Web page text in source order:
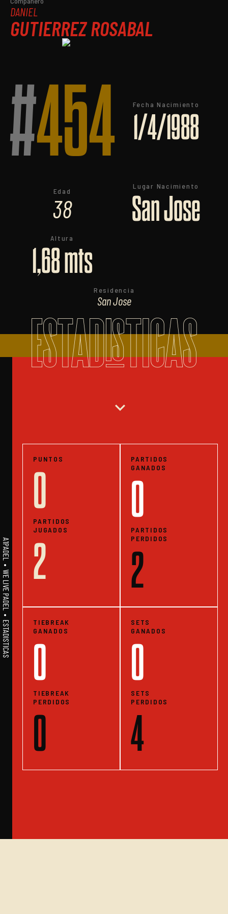
DANIEL
GUTIERREZ ROSABAL
#454 Fecha Nacimiento
1/4/1988
Edad
38
Lugar Nacimiento
San Jose
Altura
1,68 mts
Residencia
San Jose
ESTADISTICAS
A1PADEL • WE LIVE PADEL • ESTADISTICAS
expand_more
PUNTOS
0
PARTIDOS
JUGADOS
2
PARTIDOS
GANADOS
0
PARTIDOS
PERDIDOS
2
TIEBREAK
GANADOS
0
TIEBREAK
PERDIDOS
0
SETS
GANADOS
0
SETS
PERDIDOS
4